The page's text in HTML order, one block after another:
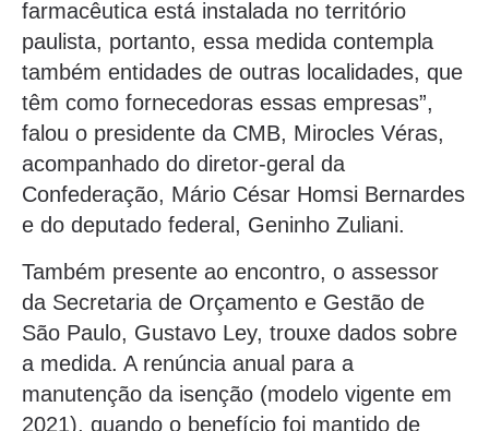
farmacêutica está instalada no território
paulista, portanto, essa medida contempla
também entidades de outras localidades, que
têm como fornecedoras essas empresas”,
falou o presidente da CMB, Mirocles Véras,
acompanhado do diretor-geral da
Confederação, Mário César Homsi Bernardes
e do deputado federal, Geninho Zuliani.
Também presente ao encontro, o assessor
da Secretaria de Orçamento e Gestão de
São Paulo, Gustavo Ley, trouxe dados sobre
a medida. A renúncia anual para a
manutenção da isenção (modelo vigente em
2021), quando o benefício foi mantido de